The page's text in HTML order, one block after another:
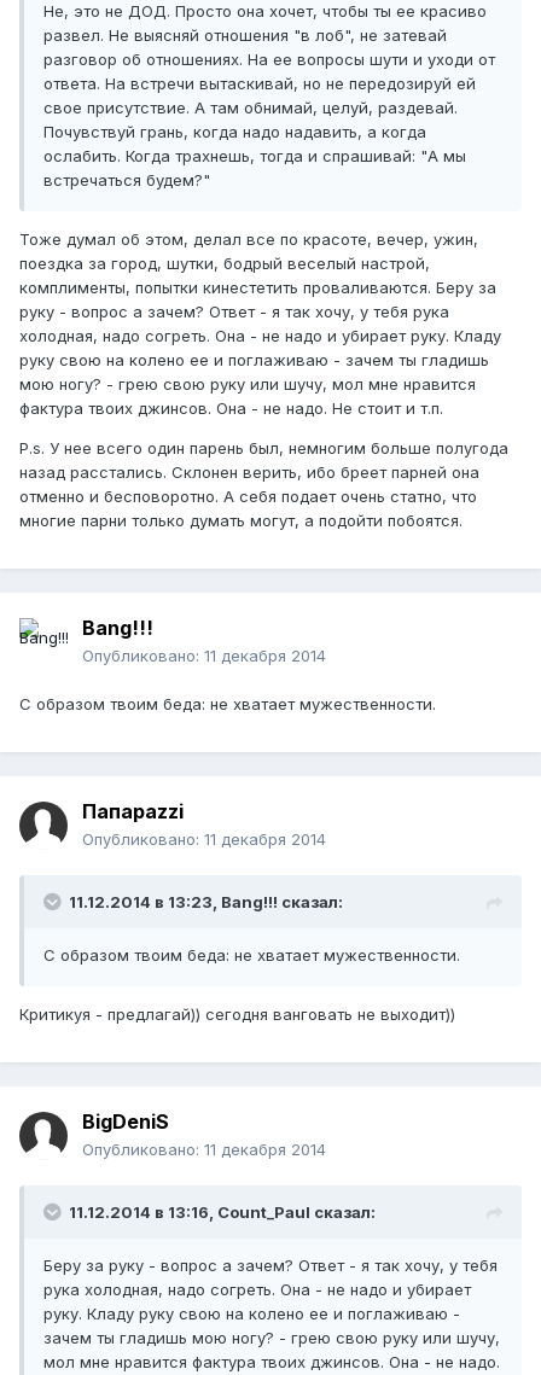
Не, это не ДОД. Просто она хочет, чтобы ты ее красиво
развел. Не выясняй отношения "в лоб", не затевай
разговор об отношениях. На ее вопросы шути и уходи от
ответа. На встречи вытаскивай, но не передозируй ей
свое присутствие. А там обнимай, целуй, раздевай.
Почувствуй грань, когда надо надавить, а когда
ослабить. Когда трахнешь, тогда и спрашивай: "А мы
встречаться будем?"
Тоже думал об этом, делал все по красоте, вечер, ужин,
поездка за город, шутки, бодрый веселый настрой,
комплименты, попытки кинестетить проваливаются. Беру за
руку - вопрос а зачем? Ответ - я так хочу, у тебя рука
холодная, надо согреть. Она - не надо и убирает руку. Кладу
руку свою на колено ее и поглаживаю - зачем ты гладишь
мою ногу? - грею свою руку или шучу, мол мне нравится
фактура твоих джинсов. Она - не надо. Не стоит и т.п.
P.s. У нее всего один парень был, немногим больше полугода
назад расстались. Склонен верить, ибо бреет парней она
отменно и бесповоротно. А себя подает очень статно, что
многие парни только думать могут, а подойти побоятся.
Bang!!!
Опубликовано: 11 декабря 2014
С образом твоим беда: не хватает мужественности.
Папараzzi
Опубликовано: 11 декабря 2014
11.12.2014 в 13:23, Bang!!! сказал:
С образом твоим беда: не хватает мужественности.
Критикуя - предлагай)) сегодня ванговать не выходит))
BigDeniS
Опубликовано: 11 декабря 2014
11.12.2014 в 13:16, Count_Paul сказал:
Беру за руку - вопрос а зачем? Ответ - я так хочу, у тебя
рука холодная, надо согреть. Она - не надо и убирает
руку. Кладу руку свою на колено ее и поглаживаю -
зачем ты гладишь мою ногу? - грею свою руку или шучу,
мол мне нравится фактура твоих джинсов. Она - не надо.